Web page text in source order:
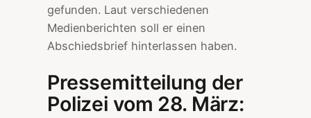
gefunden. Laut verschiedenen
Medienberichten soll er einen
Abschiedsbrief hinterlassen haben.
Pressemitteilung der
Polizei vom 28. März: